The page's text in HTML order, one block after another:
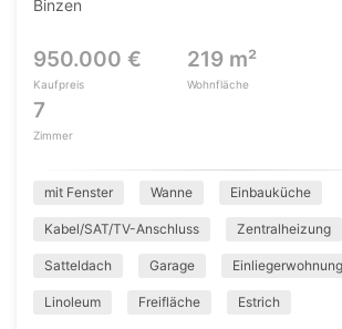
Binzen
950.000 €
Kaufpreis
219 m²
Wohnfläche
7
Zimmer
mit Fenster Wanne Einbauküche
Kabel/SAT/TV-Anschluss Zentralheizung
Satteldach Garage Einliegerwohnung
Linoleum Freifläche Estrich